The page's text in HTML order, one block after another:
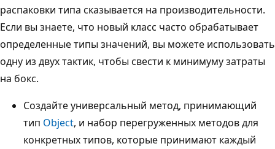
распаковки типа сказывается на производительности.
Если вы знаете, что новый класс часто обрабатывает
определенные типы значений, вы можете использовать
одну из двух тактик, чтобы свести к минимуму затраты
на бокс.
Создайте универсальный метод, принимающий
тип Object, и набор перегруженных методов для
конкретных типов, которые принимают каждый